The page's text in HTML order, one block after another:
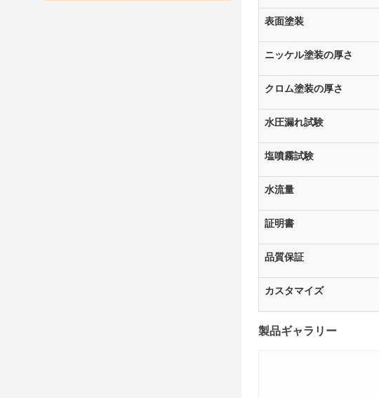
表面塗装
ニッケル塗装の厚さ
クロム塗装の厚さ
水圧漏れ試験
塩噴霧試験
水流量
証明書
品質保証
カスタマイズ
製品ギャラリー